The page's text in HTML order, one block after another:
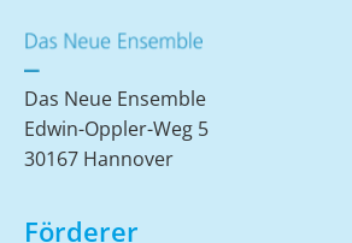
Das Neue Ensemble
Edwin-Oppler-Weg 5
30167 Hannover
Förderer